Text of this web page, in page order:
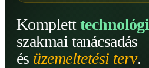
Komplett
szakmai tanácsadás
és üzemeltetési terv.